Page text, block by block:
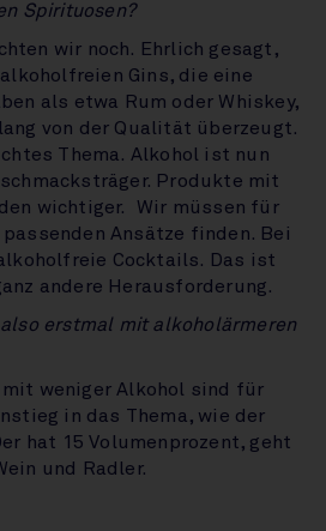
Spirituosen?
wir noch. Ehrlich gesagt,
Gins, die eine
als etwa Rum oder Whiskey,
von der Qualität überzeugt.
Thema. Alkohol ist nun
Produkte mit
wichtiger. Wir müssen für
Ansätze finden. Bei
Cocktails. Das ist
andere Herausforderung.
erstmal mit alkoholärmeren
weniger Alkohol sind für
in das Thema, wie der
hat 15 Volumenprozent, geht
und Radler.